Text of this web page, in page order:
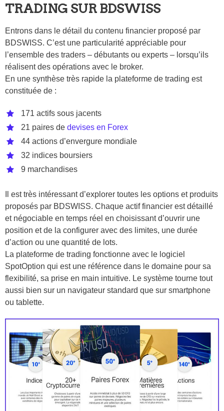
TRADING SUR BDSWISS
Entrons dans le détail du contenu financier proposé par
BDSWISS. C’est une particularité appréciable pour
l’ensemble des traders – débutants ou experts – lorsqu’ils
réalisent des opérations avec le broker.
En une synthèse très rapide la plateforme de trading est
constituée de :
171 actifs sous jacents
21 paires de devises en Forex
44 actions d’envergure mondiale
32 indices boursiers
9 marchandises
Il est très intéressant d’explorer toutes les options et produits
proposés par BDSWISS. Chaque actif financier est détaillé
et négociable en temps réel en choisissant d’ouvrir une
position et de la configurer avec des limites, une durée
d’action ou une quantité de lots.
La plateforme de trading fonctionne avec le logiciel
SpotOption qui est une référence dans le domaine pour sa
flexibilité, sa prise en main intuitive. Le système tourne tout
aussi bien sur un navigateur standard que sur smartphone
ou tablette.